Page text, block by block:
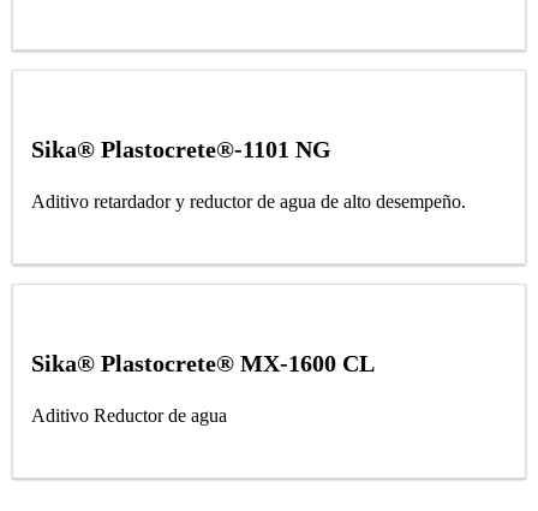
Sika® Plastocrete®-1101 NG
Aditivo retardador y reductor de agua de alto desempeño.
Sika® Plastocrete® MX-1600 CL
Aditivo Reductor de agua